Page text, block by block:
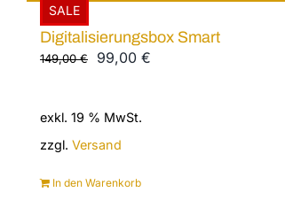
SALE
Digitalisierungsbox Smart
149,00€
Ursprünglicher
149,00 €
99,00 €
exkl. 19 % MwSt.
zzgl. Versand
In den Warenkorb